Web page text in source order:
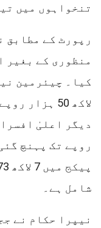
تنخواہوں میں
رپورٹ کے مطابق
منظوری کے بغیر
لاکھ 50
روپے تک پہنچ
شامل ہے۔
نیپرا حکام نے